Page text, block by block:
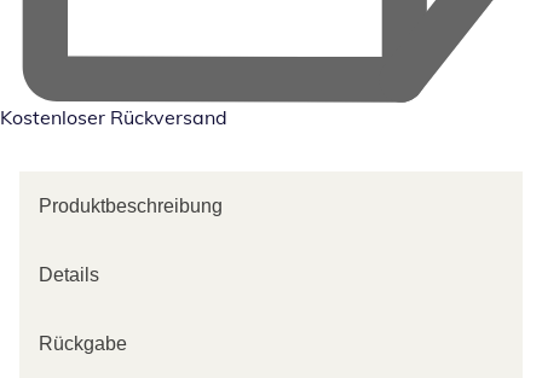
Kostenloser Rückversand
Produktbeschreibung
Details
Rückgabe